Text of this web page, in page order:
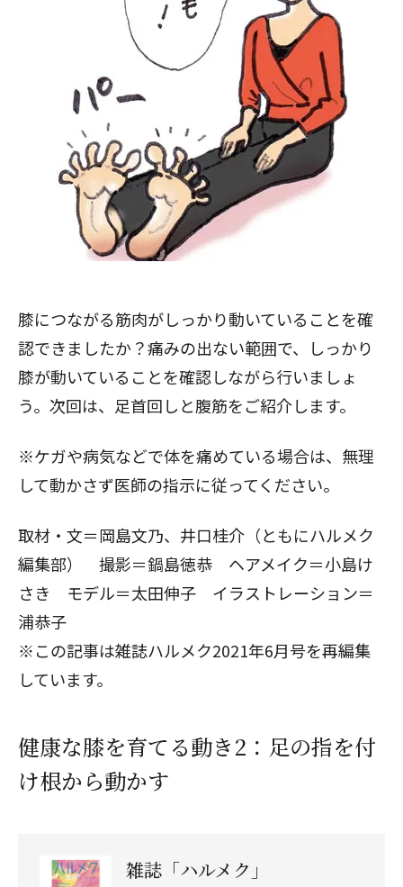
膝につながる筋肉がしっかり動いていることを確
認できましたか？痛みの出ない範囲で、しっかり
膝が動いていることを確認しながら行いましょ
う。次回は、 足首回しと腹筋をご紹介します。
※ケガや病気などで体を痛めている場合は、無理
して動かさず医師の指示に従ってください。
取材・文＝岡島文乃、井口桂介（ともにハルメク
編集部） 撮影＝鍋島徳恭 ヘアメイク＝小島け
さき モデル＝太田伸子 イラストレーション＝
浦恭子
※この記事は雑誌ハルメク2021年6月号を再編集
しています。
健康な膝を育てる動き2：足の指を付
け根から動かす
雑誌「ハルメク」
閉じる